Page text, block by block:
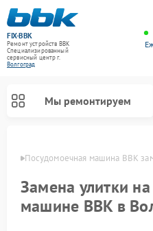
FIX-BBK
Ремонт устройств BBK
Специализированный
cервисный центр г.
Волгоград
Мы ремонтируем
Посудомоечная машина BBK
Замена улитки
машине BBK в